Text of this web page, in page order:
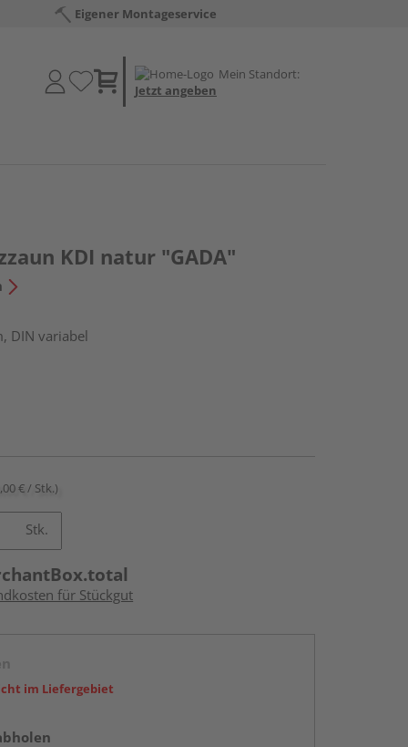
Eigener Montageservice
Mein Standort:
Jetzt angeben
KDI natur "GADA"
DIN variabel
€ / Stk.)
Stk.
für Stückgut
im Liefergebiet